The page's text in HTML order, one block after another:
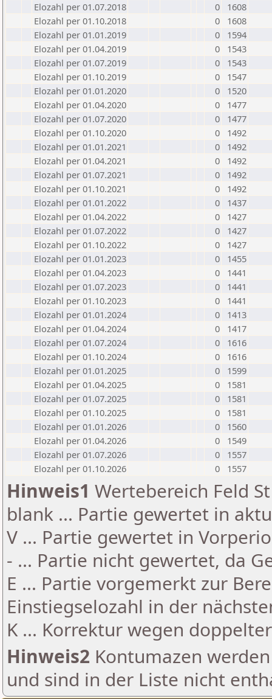
Elozahl per 01.07.2018
0
1608
Elozahl per 01.10.2018
0
1608
Elozahl per 01.01.2019
0
1594
Elozahl per 01.04.2019
0
1543
Elozahl per 01.07.2019
0
1543
Elozahl per 01.10.2019
0
1547
Elozahl per 01.01.2020
0
1520
Elozahl per 01.04.2020
0
1477
Elozahl per 01.07.2020
0
1477
Elozahl per 01.10.2020
0
1492
Elozahl per 01.01.2021
0
1492
Elozahl per 01.04.2021
0
1492
Elozahl per 01.07.2021
0
1492
Elozahl per 01.10.2021
0
1492
Elozahl per 01.01.2022
0
1437
Elozahl per 01.04.2022
0
1427
Elozahl per 01.07.2022
0
1427
Elozahl per 01.10.2022
0
1427
Elozahl per 01.01.2023
0
1455
Elozahl per 01.04.2023
0
1441
Elozahl per 01.07.2023
0
1441
Elozahl per 01.10.2023
0
1441
Elozahl per 01.01.2024
0
1413
Elozahl per 01.04.2024
0
1417
Elozahl per 01.07.2024
0
1616
Elozahl per 01.10.2024
0
1616
Elozahl per 01.01.2025
0
1599
Elozahl per 01.04.2025
0
1581
Elozahl per 01.07.2025
0
1581
Elozahl per 01.10.2025
0
1581
Elozahl per 01.01.2026
0
1560
Elozahl per 01.04.2026
0
1549
Elozahl per 01.07.2026
0
1557
Elozahl per 01.10.2026
0 1557
Hinweis1 Wertebereich Feld
blank ... Partie gewertet in
V ... Partie gewertet in
- ... Partie nicht gewertet, da
E ... Partie vorgemerkt zur
Einstiegselozahl in der
K ... Korrektur wegen
Hinweis2 Kontumazen
und sind in der Liste nicht